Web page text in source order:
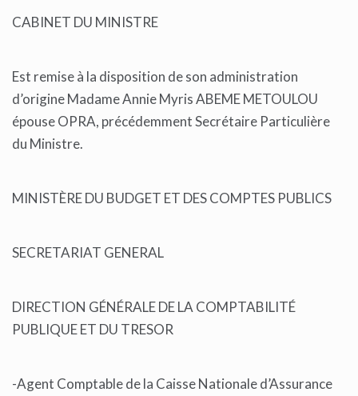
CABINET DU MINISTRE
Est remise à la disposition de son administration
d’origine Madame Annie Myris ABEME METOULOU
épouse OPRA, précédemment Secrétaire Particulière
du Ministre.
MINISTÈRE DU BUDGET ET DES COMPTES PUBLICS
SECRETARIAT GENERAL
DIRECTION GÉNÉRALE DE LA COMPTABILITÉ
PUBLIQUE ET DU TRESOR
-Agent Comptable de la Caisse Nationale d’Assurance